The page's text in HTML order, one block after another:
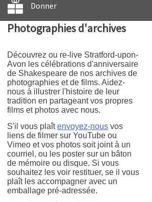
Donner
Photographies d'archives
Découvrez ou re-live Stratford-upon-
Avon les célébrations d'anniversaire
de Shakespeare de nos archives de
photographies et de films. Aidez-
nous à illustrer l'histoire de leur
tradition en partageant vos propres
films et photos avec nous.
S'il vous plaîtenvoyez-nous vos
liens de filmer sur YouTube ou
Vimeo et vos photos soit joint à un
courriel, ou les poster sur un bâton
de mémoire ou disque. Si vous
souhaitez les voir restituer, se il vous
plaît les accompagner avec un
emballage pré-adressée.